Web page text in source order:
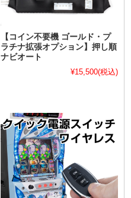
【コイン不要機 ゴールド・プ
ラチナ拡張オプション】押し順
ナビオート
¥15,500(税込)